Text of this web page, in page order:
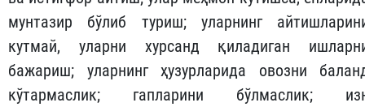
Гуноҳга сабаб бўлмаса, отаонанинг
албатта бажариш; ота-онага мулойим сўзлаш;
кирганларида, ҳурматлари учун ўрнидан туриш;